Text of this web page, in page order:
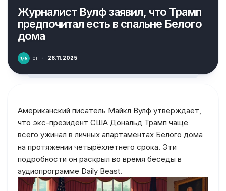
Журналист Вулф заявил, что Трамп
предпочитал есть в спальне Белого
дома
от · 28.11.2025
Американский писатель Майкл Вулф утверждает,
что экс-президент США Дональд Трамп чаще
всего ужинал в личных апартаментах Белого дома
на протяжении четырёхлетнего срока. Эти
подробности он раскрыл во время беседы в
аудиопрограмме Daily Beast.